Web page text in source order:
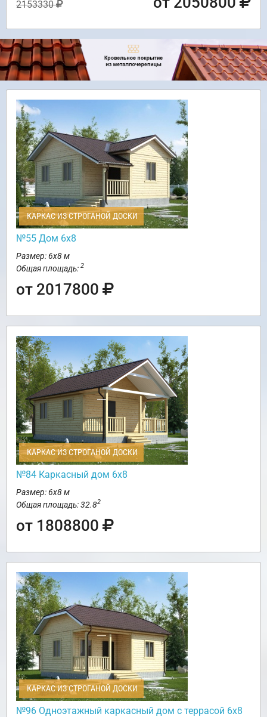
2153330
КАРКАС ИЗ СТРОГАНОЙ ДОСКИ
№55 Дом 6х8
Размер: 6х8 м
Общая площадь: 2
от 2017800
КАРКАС ИЗ СТРОГАНОЙ ДОСКИ
№84 Каркасный дом 6х8
Размер: 6х8 м
Общая площадь: 32.82
от 1808800
КАРКАС ИЗ СТРОГАНОЙ ДОСКИ
№96 Одноэтажный каркасный дом с террасой 6х8